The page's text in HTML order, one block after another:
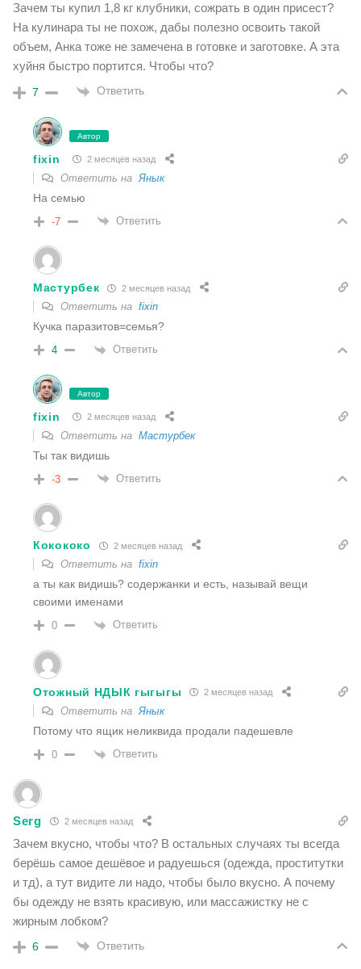
Зачем ты купил 1,8 кг клубники, сожрать в один присест?
На кулинара ты не похож, дабы полезно освоить такой
объем, Анка тоже не замечена в готовке и заготовке. А эта
хуйня быстро портится. Чтобы что?
7 Ответить
Автор
fixin 2 месяцев назад
Ответить на Янык
На семью
-7 Ответить
Мастурбек 2 месяцев назад
Ответить на fixin
Кучка паразитов=семья?
4 Ответить
Автор
fixin 2 месяцев назад
Ответить на Мастурбек
Ты так видишь
-3 Ответить
Кокококо 2 месяцев назад
Ответить на fixin
а ты как видишь? содержанки и есть, называй вещи
своими именами
0 Ответить
Отожный НДЫК гыгыгы 2 месяцев назад
Ответить на Янык
Потому что ящик неликвида продали падешевле
0 Ответить
Serg 2 месяцев назад
Зачем вкусно, чтобы что? В остальных случаях ты всегда
берëшь самое дешëвое и радуешься (одежда, проститутки
и тд), а тут видите ли надо, чтобы было вкусно. А почему
бы одежду не взять красивую, или массажистку не с
жирным лобком?
6 Ответить